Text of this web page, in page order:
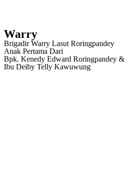
Warry
Brigadir Warry Lasut Roringpandey
Anak Pertama Dari
Bpk. Kenedy Edward Roringpandey &
Ibu Deiby Telly Kawuwung